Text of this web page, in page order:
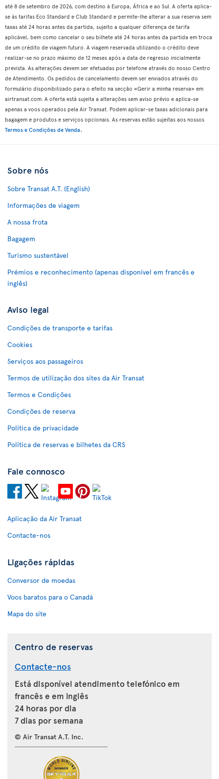
até 8 de setembro de 2026, com destino à Europa, África e ao Sul. A oferta aplica-
se às tarifas Eco Standard e Club Standard e permite-lhe alterar a sua reserva sem
taxas até 24 horas antes da partida, sujeito a qualquer diferença de tarifa
aplicável, bem como cancelar o seu bilhete até 24 horas antes da partida em troca
de um crédito de viagem futuro. A viagem reservada utilizando o crédito deve
realizar-se no prazo máximo de 12 meses após a data de regresso inicialmente
prevista. As alterações devem ser efetuadas por telefone através do nosso Centro
de Atendimento. Os pedidos de cancelamento devem ser enviados através do
formulário disponibilizado para o efeito na secção «Gerir a minha reserva» em
airtransat.com. A oferta está sujeita a alterações sem aviso prévio e aplica-se
apenas a voos operados pela Air Transat. Podem aplicar-se taxas adicionais para
bagagem e produtos e serviços opcionais. As reservas estão sujeitas aos nossos
Termos e Condições de Venda.
Sobre nós
Sobre Transat A.T. (English)
Informações de viagem
A nossa frota
Bagagem
Turismo sustentável
Prémios e reconhecimento (apenas disponível em francês e
inglês)
Aviso legal
Condições de transporte e tarifas
Cookies
Serviços aos passageiros
Termos de utilização dos sites da Air Transat
Termos e Condições
Condições de reserva
Política de privacidade
Política de reservas e bilhetes da CRS
Fale connosco
Aplicação da Air Transat
Contacte-nos
Ligações rápidas
Conversor de moedas
Voos baratos para o Canadá
Mapa do site
Centro de reservas
Contacte-nos
Está disponível atendimento telefónico em
francês e em inglês
24 horas por dia
7 dias por semana
© Air Transat A.T. Inc.